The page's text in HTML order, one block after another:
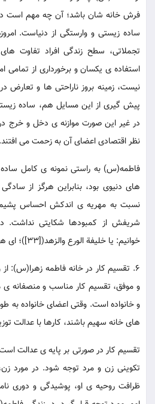
فرش خانه شان باشد؛ آن چه مهم است
ساده زیستی و وارستگی از دنیاست.
تجملاتی، سطح زندگی افراد تفاوت
استفاده ی یکسان و برخورداری از تمامی
نیست، زمینه بروز ناراحتی ها و تعارض
پیش گیری از این مسایل هم، ساده
در غیر این صورت موازنه ی دخل و خرج
نظر اقتصادی اعضای آن به زحمت می افتند.
فاطمه(س) به راستی نمونه ی کامل
های دنیوی بود، بنابراین هرگز از
نسبت به مهریه ی اندکش احساس
شریفش از کمبودها شکایتی نداشت.
خوانیم: یا خلیفة الورع والزهد([33])؛ ای هم پیمان با پارسایی و زهد.
6. تقسیم کار در خانه فاطمه زهرا(س):
و موفق، تقسیم کار مناسب و منصفانه
و خانواده است. وقتی اعضای خانواده به
های خانه سهیم باشند، کارها با عدالت
تقسیم کار در صورتی بر پایه ی عدالت
تکوینی زن و مرد توجه شود. در مورد
ظرافت روحیه ی او، پوشیدگی و دوری